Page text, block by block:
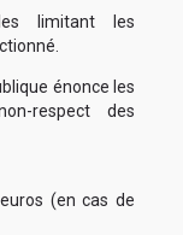
limitant les
énonce les
respect des
(en cas de